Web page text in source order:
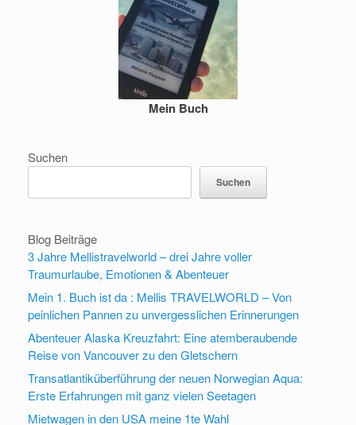
Mein Buch
Suchen
Suchen
Blog Beiträge
3 Jahre Mellistravelworld – drei Jahre voller
Traumurlaube, Emotionen & Abenteuer
Mein 1. Buch ist da : Mellis TRAVELWORLD – Von
peinlichen Pannen zu unvergesslichen Erinnerungen
Abenteuer Alaska Kreuzfahrt: Eine atemberaubende
Reise von Vancouver zu den Gletschern
Transatlantiküberführung der neuen Norwegian Aqua:
Erste Erfahrungen mit ganz vielen Seetagen
Mietwagen in den USA meine 1te Wahl